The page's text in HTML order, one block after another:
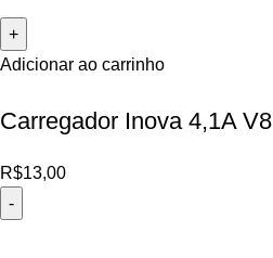
Adicionar ao carrinho
Carregador Inova 4,1A V8
R$13,00